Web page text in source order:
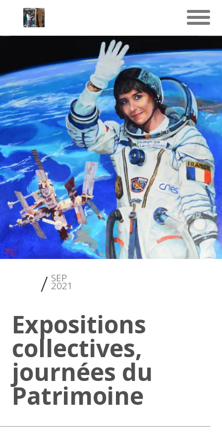
SEP
2021
Expositions
collectives,
journées du
Patrimoine